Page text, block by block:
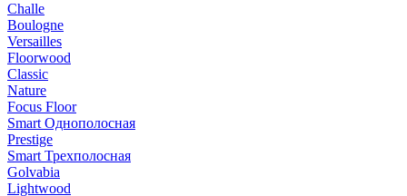
Challe
Boulogne
Versailles
Floorwood
Classic
Nature
Focus Floor
Smart Однополосная
Prestige
Smart Трехполосная
Golvabia
Lightwood